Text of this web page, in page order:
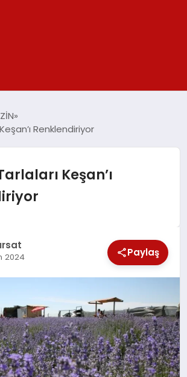
Renklendiriyor
Keşan’ı
2024 Paylaş